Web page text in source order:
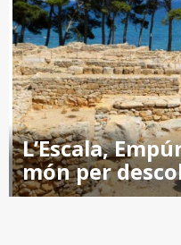
L’Escala,
món per